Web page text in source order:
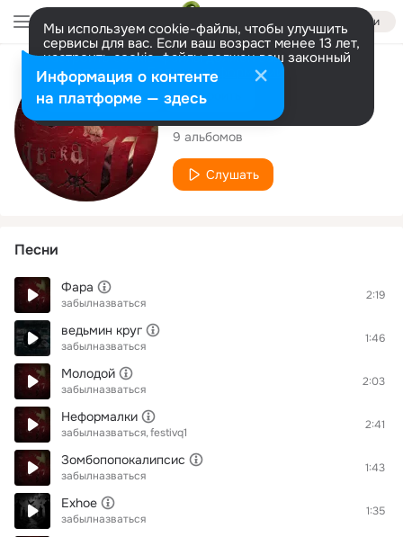
Войти
Мы используем cookie-файлы, чтобы улучшить
сервисы для вас. Если ваш возраст менее 13 лет,
настроить cookie-файлы должен ваш законный
представитель. Больше информации
Разрешить все Настроить
Исполнитель
забылназваться
9 альбомов
Слушать
Песни
Фара
забылназваться
2:19
ведьмин круг
забылназваться
1:46
Молодой
забылназваться
2:03
Неформалки
забылназваться festivq1
2:41
Зомбопопокалипсис
забылназваться
1:43
Exhoe
забылназваться
1:35
Информация о контенте
на платформе — здесь